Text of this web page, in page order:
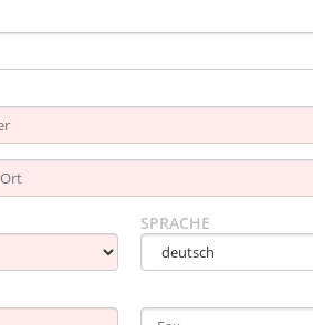
SPRACHE